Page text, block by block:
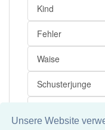
Unsere Website
Kind
Fehler
Waise
Schusterjunge